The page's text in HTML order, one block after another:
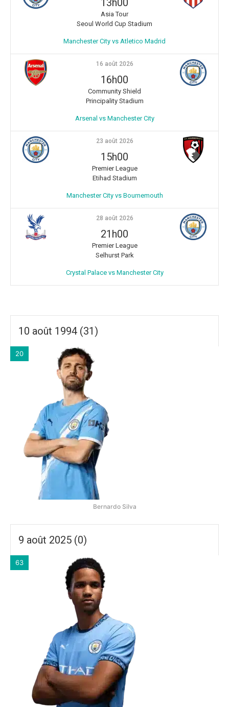
Asia Tour
Seoul World Cup Stadium
Manchester City vs Atletico Madrid
16 août 2026
16h00
Community Shield
Principality Stadium
Arsenal vs Manchester City
23 août 2026
15h00
Premier League
Etihad Stadium
Manchester City vs Bournemouth
28 août 2026
21h00
Premier League
Selhurst Park
Crystal Palace vs Manchester City
10 août 1994 (31)
20
Bernardo Silva
9 août 2025 (0)
63